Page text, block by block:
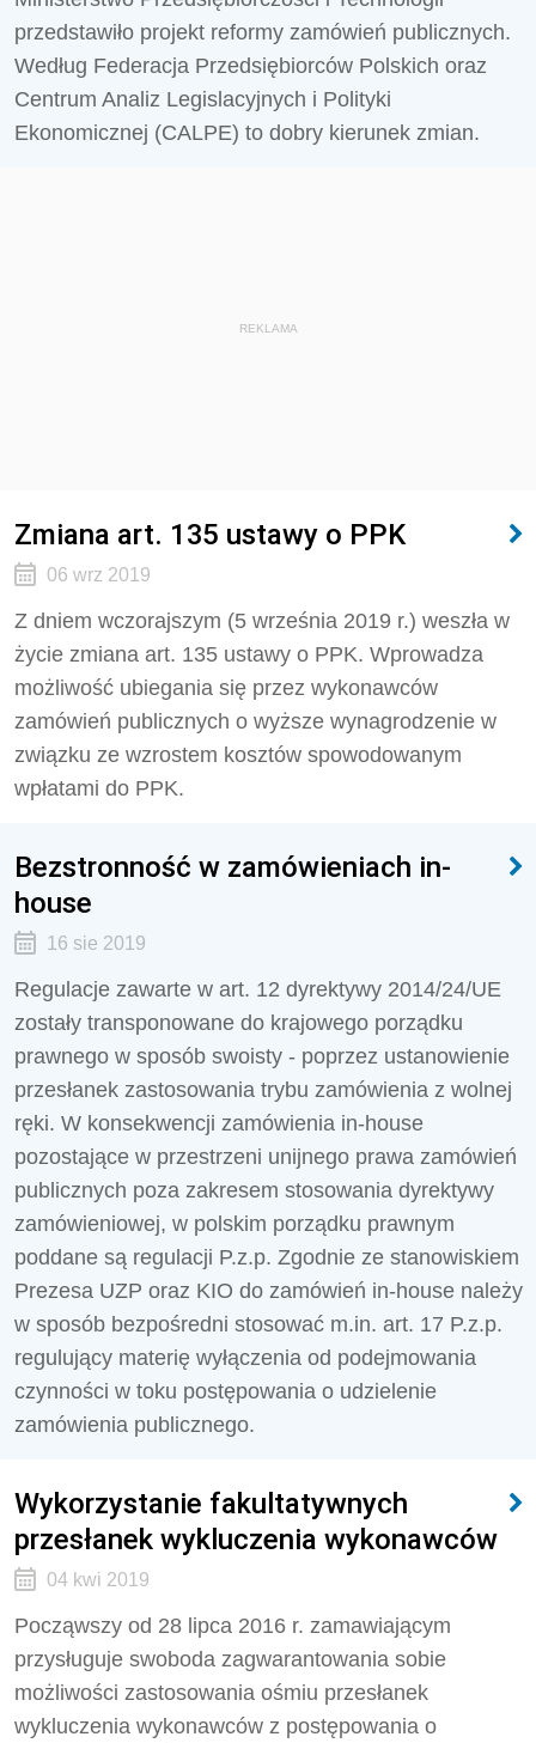
przedstawiło projekt reformy zamówień publicznych.
Według Federacja Przedsiębiorców Polskich oraz
Centrum Analiz Legislacyjnych i Polityki
Ekonomicznej (CALPE) to dobry kierunek zmian.
REKLAMA
Zmiana art. 135 ustawy o PPK
06 wrz 2019
Z dniem wczorajszym (5 września 2019 r.) weszła w
życie zmiana art. 135 ustawy o PPK. Wprowadza
możliwość ubiegania się przez wykonawców
zamówień publicznych o wyższe wynagrodzenie w
związku ze wzrostem kosztów spowodowanym
wpłatami do PPK.
Bezstronność w zamówieniach in-
house
16 sie 2019
Regulacje zawarte w art. 12 dyrektywy 2014/24/UE
zostały transponowane do krajowego porządku
prawnego w sposób swoisty - poprzez ustanowienie
przesłanek zastosowania trybu zamówienia z wolnej
ręki. W konsekwencji zamówienia in-house
pozostające w przestrzeni unijnego prawa zamówień
publicznych poza zakresem stosowania dyrektywy
zamówieniowej, w polskim porządku prawnym
poddane są regulacji P.z.p. Zgodnie ze stanowiskiem
Prezesa UZP oraz KIO do zamówień in-house należy
w sposób bezpośredni stosować m.in. art. 17 P.z.p.
regulujący materię wyłączenia od podejmowania
czynności w toku postępowania o udzielenie
zamówienia publicznego.
Wykorzystanie fakultatywnych
przesłanek wykluczenia wykonawców
04 kwi 2019
Począwszy od 28 lipca 2016 r. zamawiającym
przysługuje swoboda zagwarantowania sobie
możliwości zastosowania ośmiu przesłanek
wykluczenia wykonawców z postępowania o